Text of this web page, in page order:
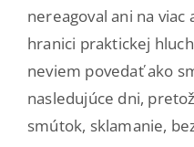
nereagoval ani na viac
hranici praktickej
neviem povedať ako
nasledujúce dni,
smútok, sklamanie,